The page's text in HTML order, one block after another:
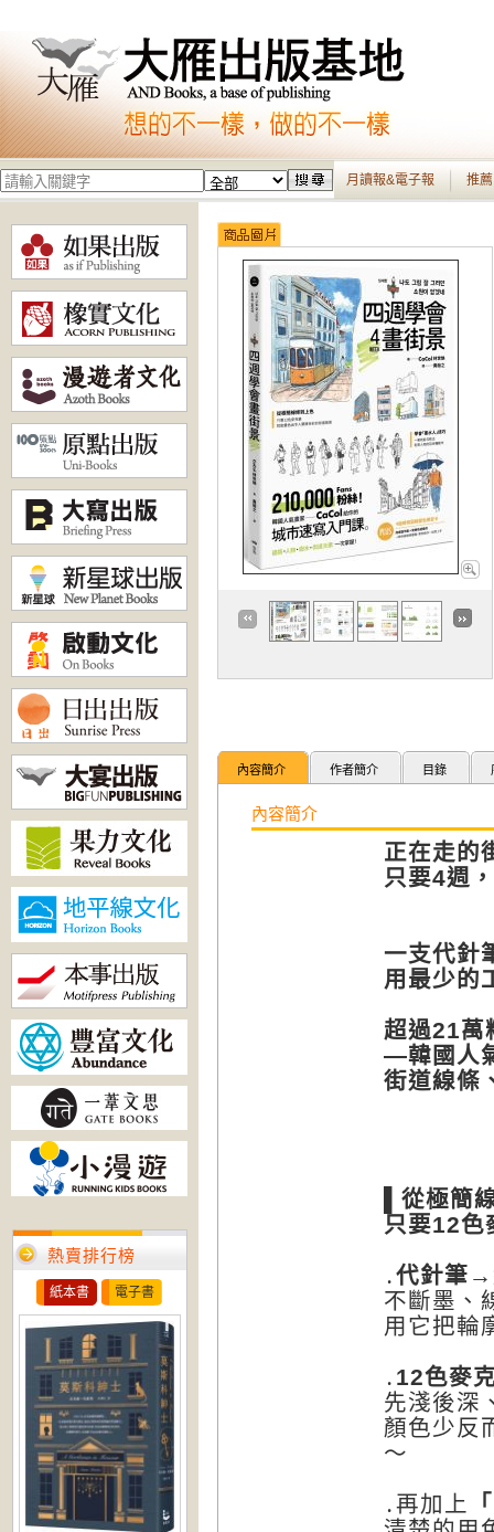
月讀報&電子報 推
熱賣排行榜
紙本書 電子書
內容簡介 作者簡介 目錄
內容簡介
正在走的
只要4週
一支代針
用最少的
超過21萬
—韓國人
街道線條
從極簡
只要12色
․代針筆→
不斷墨、
用它把輪
․ 12色麥
先淺後深
顏色少反
～
․再加上